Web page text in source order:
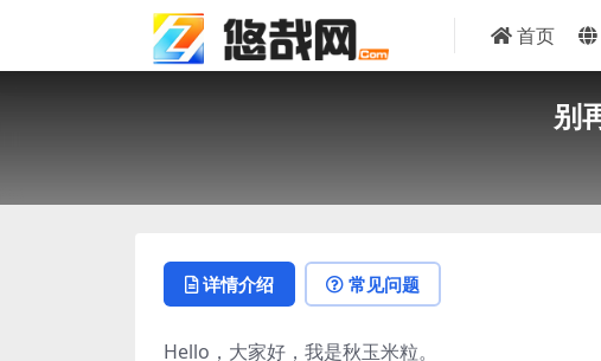
首页
别
详情介绍 常见问题
Hello，大家好，我是秋玉米粒。